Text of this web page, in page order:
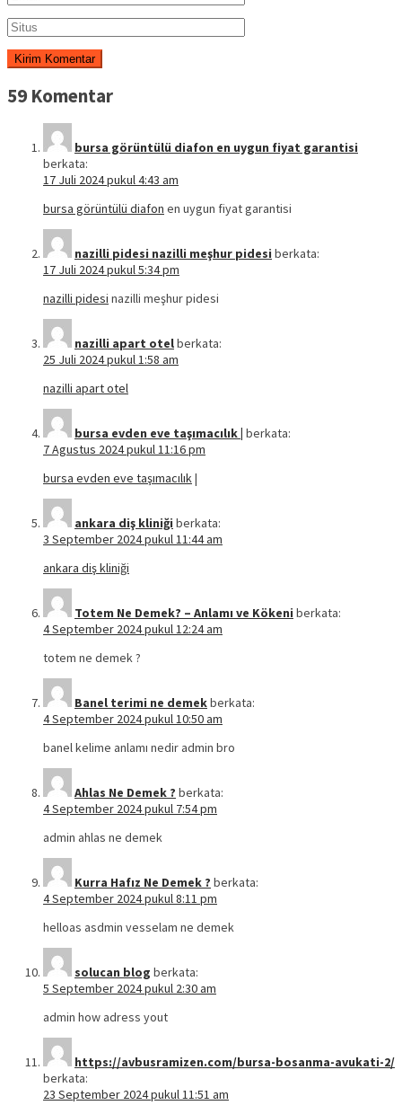
59 Komentar
bursa görüntülü diafon en uygun fiyat garantisi
berkata:
17 Juli 2024 pukul 4:43 am
bursa görüntülü diafon en uygun fiyat garantisi
nazilli pidesi nazilli meşhur pidesi berkata:
17 Juli 2024 pukul 5:34 pm
nazilli pidesi nazilli meşhur pidesi
nazilli apart otelberkata:
25 Juli 2024 pukul 1:58 am
nazilli apart otel
bursa evden eve taşımacılık | berkata:
7 Agustus 2024 pukul 11:16 pm
bursa evden eve taşımacılık|
ankara diş kliniği berkata:
3 September 2024 pukul 11:44 am
ankara diş kliniği
Totem Ne Demek? – Anlamı ve Kökeni berkata:
4 September 2024 pukul 12:24 am
totem ne demek ?
Banel terimi ne demekberkata:
4 September 2024 pukul 10:50 am
banel kelime anlamı nedir admin bro
Ahlas Ne Demek ? berkata:
4 September 2024 pukul 7:54 pm
admin ahlas ne demek
Kurra Hafız Ne Demek ? berkata:
4 September 2024 pukul 8:11 pm
helloas asdmin vesselam ne demek
solucan blog berkata:
5 September 2024 pukul 2:30 am
admin how adress yout
https://avbusramizen.com/bursa-bosanma-avukati-2/
berkata:
23 September 2024 pukul 11:51 am